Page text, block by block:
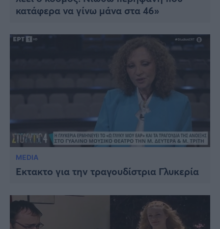
κατάφερα να γίνω μάνα στα 46»
MEDIA
Έκτακτo για την τραγουδίστρια Γλυκερία